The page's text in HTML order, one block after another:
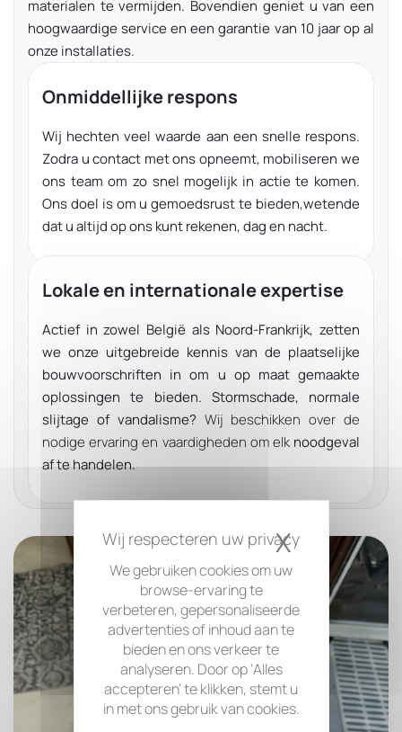
We gebruiken cookies om uw
browse-ervaring te
verbeteren, gepersonaliseerde
advertenties of inhoud aan te
bieden en ons verkeer te
analyseren. Door op ‘Alles
accepteren’ te klikken, stemt u
in met ons gebruik van cookies.
X
materialen te vermijden. Bovendien geniet u van een
hoogwaardige service en een garantie van 10 jaar op al
onze installaties.
Onmiddellijke respons
Wij hechten veel waarde aan een snelle respons.
Zodra u contact met ons opneemt, mobiliseren we
ons team om zo snel mogelijk in actie te komen.
Ons doel is om u gemoedsrust te bieden,wetende
dat u altijd op ons kunt rekenen, dag en nacht.
Lokale en internationale expertise
Actief in zowel België als Noord-Frankrijk, zetten
we onze uitgebreide kennis van de plaatselijke
bouwvoorschriften in om u op maat gemaakte
oplossingen te bieden. Stormschade, normale
slijtage of vandalisme? Wij beschikken over de
nodige ervaring en vaardigheden om elknoodgeval
af te handelen.